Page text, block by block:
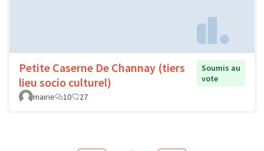
Petite Caserne De Channay (tiers
lieu socio culturel)
Soumis au
vote
mairie
10 27